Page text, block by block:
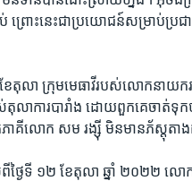
ព្រោះ​នេះជា​ប្រយោជន៍​សម្រាប់​ប្រជា
តុលា​ ក្រុម​មេធាវី​របស់​លោក​នាយករ
លាការ​បារាំង ដោយ​ពួកគេ​ចាត់ទុក​
គីលោក សម រង្ស៊ី មិន​មាន​ភ័ស្តុតាង​
ងៃទី​ ១២ ខែតុលា ឆ្នាំ ២០២២ លោ